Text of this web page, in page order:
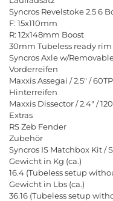
Syncros Revelstoke2.56 B
F: 15x110mm
R: 12x148mm Boost
30mm Tubeless ready rim
SyncrosAxlew/Removabl
Vorderreifen
MaxxisAssegai /2.5" /60TP
Hinterreifen
Maxxis Dissector/2.4" /120
Extras
RSZeb Fender
Zubehör
Syncros IS Matchbox Kit/S
Gewicht in Kg (ca.)
16.4 (Tubelesssetupwitho
Gewicht in L bs (ca.)
36.16 (Tubelesssetupwith